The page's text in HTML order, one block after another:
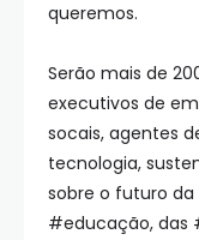
queremos.
Serão mais de
executivos de
socais, agentes
tecnologia,
sobre o futuro
#educação, das